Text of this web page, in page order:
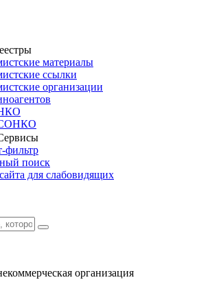
материалы
ссылки
организации
СОНКО
фильтр
поиск
для слабовидящих
организация